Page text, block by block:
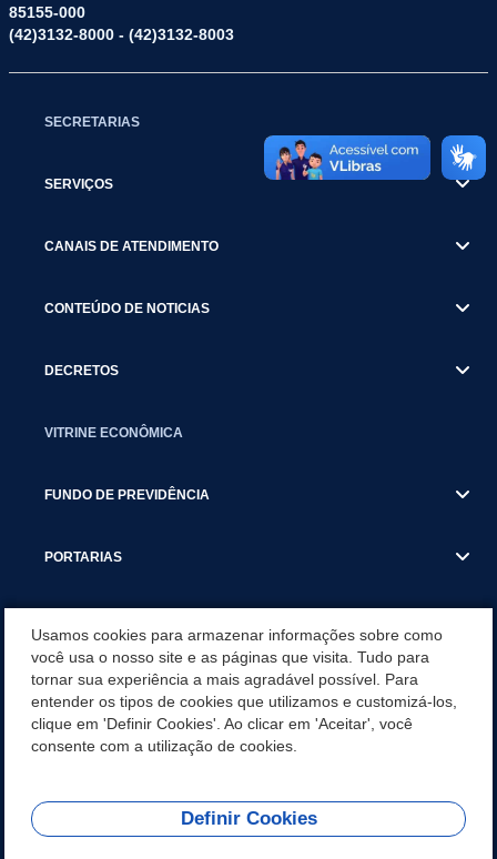
85155-000
(42)3132-8000 - (42)3132-8003
SECRETARIAS
SERVIÇOS
CANAIS DE ATENDIMENTO
CONTEÚDO DE NOTICIAS
DECRETOS
VITRINE ECONÔMICA
FUNDO DE PREVIDÊNCIA
PORTARIAS
CONCURSO/PSS/CONVOCAÇÃO
INCENTIVOS PÚBLICOS À PROJETOS CULTURAIS - INÁCIO
MARTINS PR
REDES SOCIAIS
Usamos cookies para armazenar informações sobre como
você usa o nosso site e as páginas que visita. Tudo para
tornar sua experiência a mais agradável possível. Para
entender os tipos de cookies que utilizamos e customizá-los,
clique em 'Definir Cookies'. Ao clicar em 'Aceitar', você
consente com a utilização de cookies.
Definir Cookies